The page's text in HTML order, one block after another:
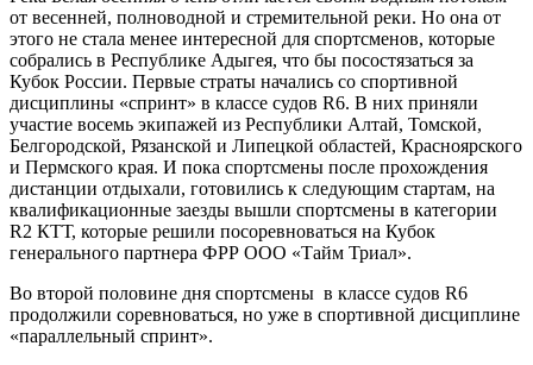
от весенней, полноводной и стремительной реки. Но она от
этого не стала менее интересной для спортсменов, которые
собрались в Республике Адыгея, что бы посостязаться за
Кубок России. Первые страты начались со спортивной
дисциплины «спринт» в классе судов R6. В них приняли
участие восемь экипажей из Республики Алтай, Томской,
Белгородской, Рязанской и Липецкой областей, Красноярского
и Пермского края. И пока спортсмены после прохождения
дистанции отдыхали, готовились к следующим стартам, на
квалификационные заезды вышли спортсмены в категории
R2 КТТ, которые решили посоревноваться на Кубок
генерального партнера ФРР ООО «Тайм Триал».
Во второй половине дня спортсмены в классе судов R6
продолжили соревноваться, но уже в спортивной дисциплине
«параллельный спринт».